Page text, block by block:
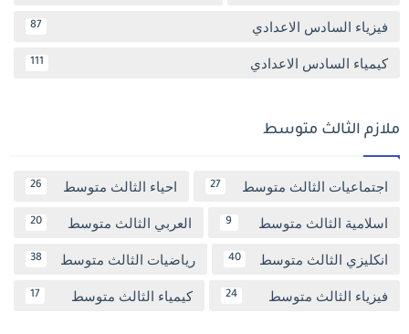
فيزياء السادس الاعدادي 87
كيمياء السادس الاعدادي 111
ملازم الثالث متوسط
اجتماعيات الثالث متوسط 27 احياء الثالث متوسط 26
اسلامية الثالث متوسط 9 العربي الثالث متوسط 20
انكليزي الثالث متوسط 40 رياضيات الثالث متوسط 38
فيزياء الثالث متوسط 24 كيمياء الثالث متوسط 17